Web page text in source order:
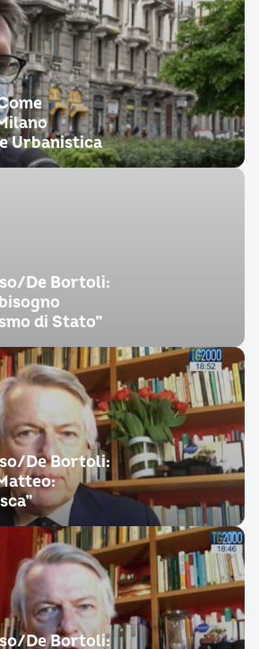
Urbanistica
De Bortoli:
di Stato”
De Bortoli:
De Bortoli: